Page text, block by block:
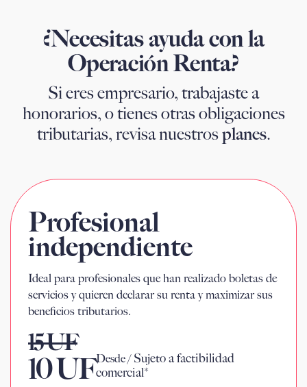
¿Necesitas ayuda con la
Operación Renta?
Si eres empresario, trabajaste a
honorarios, o tienes otras obligaciones
tributarias, revisa nuestrosplanes.
Profesional
independiente
Ideal para profesionales que han realizado boletas de
servicios y quieren declarar su renta y maximizar sus
beneficios tributarios.
15 UF
10 UFDesde /Sujeto a factibilidad
comercial*